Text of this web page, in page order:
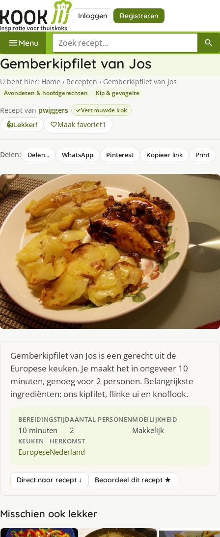
Inloggen Registreren
Menu Zoek een recept
Gemberkipfilet van Jos
U bent hier: Home › Recepten › Gemberkipfilet van Jos
Avondeten & hoofdgerechten Kip & gevogelte
Recept van pwiggers Vertrouwde kok
👍Lekker! Maak favoriet1
Delen: Delen… WhatsApp Pinterest Kopieer link Print
Gemberkipfilet van Jos is een gerecht uit de
Europese keuken. Je maakt het in ongeveer 10
minuten, genoeg voor 2 personen. Belangrijkste
ingrediënten: ons kipfilet, flinke ui en knoflook.
BEREIDINGSTIJD
10 minuten
AANTAL PERSONEN
2
MOEILIJKHEID
Makkelijk
KEUKEN
Europese
HERKOMST
Nederland
Direct naar recept ↓ Beoordeel dit recept ★
Misschien ook lekker